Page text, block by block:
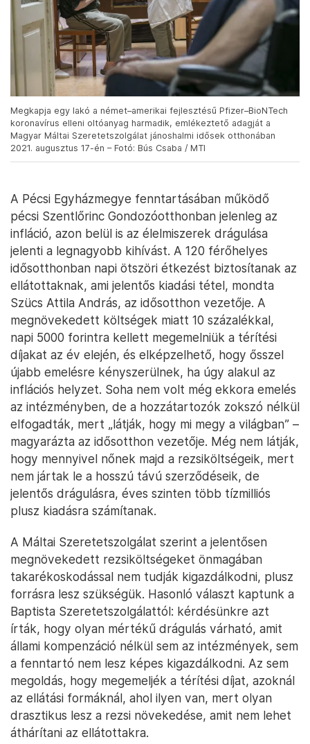
Megkapja egy lakó a német–amerikai fejlesztésű Pfizer–BioNTech
koronavírus elleni oltóanyag harmadik, emlékeztető adagját a
Magyar Máltai Szeretetszolgálat jánoshalmi idősek otthonában
2021. augusztus 17-én – Fotó: Bús Csaba / MTI
A Pécsi Egyházmegye fenntartásában működő
pécsi Szentlőrinc Gondozóotthonban jelenleg az
infláció, azon belül is az élelmiszerek drágulása
jelenti a legnagyobb kihívást. A 120 férőhelyes
idősotthonban napi ötszöri étkezést biztosítanak az
ellátottaknak, ami jelentős kiadási tétel, mondta
Szücs Attila András, az idősotthon vezetője. A
megnövekedett költségek miatt 10 százalékkal,
napi 5000 forintra kellett megemelniük a térítési
díjakat az év elején, és elképzelhető, hogy ősszel
újabb emelésre kényszerülnek, ha úgy alakul az
inflációs helyzet. Soha nem volt még ekkora emelés
az intézményben, de a hozzátartozók zokszó nélkül
elfogadták, mert „látják, hogy mi megy a világban” –
magyarázta az idősotthon vezetője. Még nem látják,
hogy mennyivel nőnek majd a rezsiköltségeik, mert
nem jártak le a hosszú távú szerződéseik, de
jelentős drágulásra, éves szinten több tízmilliós
plusz kiadásra számítanak.
A Máltai Szeretetszolgálat szerint a jelentősen
megnövekedett rezsiköltségeket önmagában
takarékoskodással nem tudják kigazdálkodni, plusz
forrásra lesz szükségük. Hasonló választ kaptunk a
Baptista Szeretetszolgálattól: kérdésünkre azt
írták, hogy olyan mértékű drágulás várható, amit
állami kompenzáció nélkül sem az intézmények, sem
a fenntartó nem lesz képes kigazdálkodni. Az sem
megoldás, hogy megemeljék a térítési díjat, azoknál
az ellátási formáknál, ahol ilyen van, mert olyan
drasztikus lesz a rezsi növekedése, amit nem lehet
áthárítani az ellátottakra.